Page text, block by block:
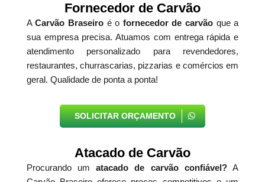
Fornecedor de Carvão
ACarvão Braseiro é o fornecedor de carvão que a
sua empresa precisa. Atuamos com entrega rápida e
atendimento personalizado para revendedores,
restaurantes, churrascarias, pizzarias e comércios em
geral. Qualidade de ponta a ponta!
SOLICITAR ORÇAMENTO
Atacado de Carvão
Procurando umatacado de carvão confiável?A